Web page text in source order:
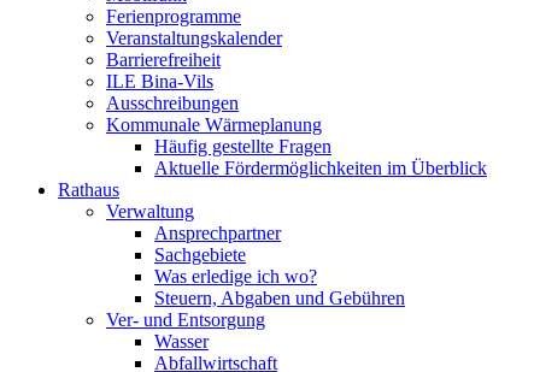
Ferienprogramme
Veranstaltungskalender
Barrierefreiheit
ILE Bina-Vils
Ausschreibungen
Kommunale Wärmeplanung
Häufig gestellte Fragen
Aktuelle Fördermöglichkeiten im Überblick
Rathaus
Verwaltung
Ansprechpartner
Sachgebiete
Was erledige ich wo?
Steuern, Abgaben und Gebühren
Ver- und Entsorgung
Wasser
Abfallwirtschaft